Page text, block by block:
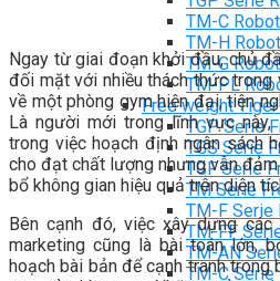
TM-C
TM-H
TM-G
TM-PL
Free weight
TGP Serie
TGS Serie
TGF Serie
TM Serie
TM-F Serie
TM-FF
TM-AN
TM-C Serie
Ngay từ giai đoạn khởi đầu, chủ
đối mặt với nhiều thách thức trong
về một phòng gym hiện đại, tiện
Là người mới trong lĩnh vực
trong việc hoạch định ngân sách
cho đạt chất lượng nhưng vẫn
bổ không gian hiệu quả trên diện
Bên cạnh đó, việc xây dựng
marketing cũng là bài toán lớn,
hoạch bài bản để cạnh tranh trong